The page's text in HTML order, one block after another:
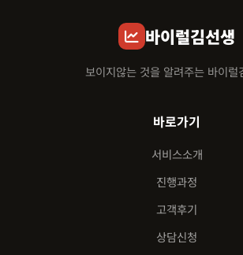
바이럴김선생
보이지않는 것을 알려주는 바이럴
바로가기
서비스소개
진행과정
고객후기
상담신청